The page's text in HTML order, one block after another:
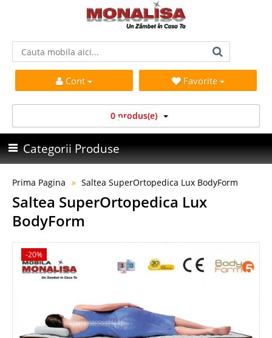
Cont Favorite
0 produs(e)
Categorii Produse
Prima Pagina Saltea SuperOrtopedica Lux BodyForm
Saltea SuperOrtopedica Lux
BodyForm
-20%